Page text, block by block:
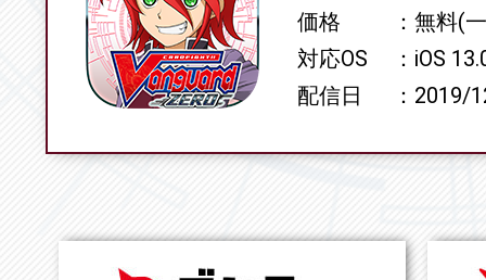
価格
無料(
対応OS
iOS
配信日
2019/